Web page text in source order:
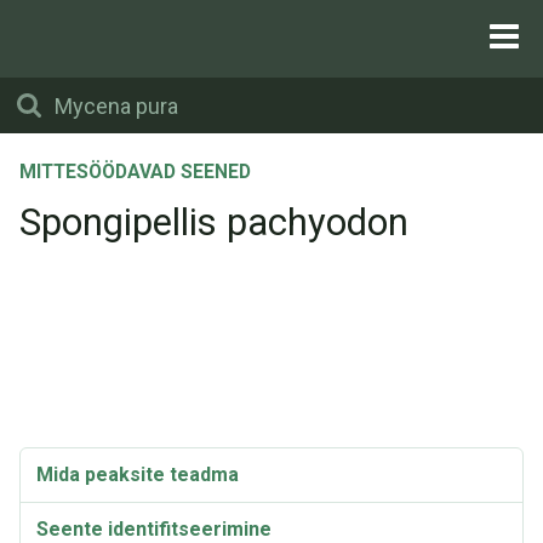
MITTESÖÖDAVAD SEENED
Spongipellis pachyodon
Mida peaksite teadma
Seente identifitseerimine